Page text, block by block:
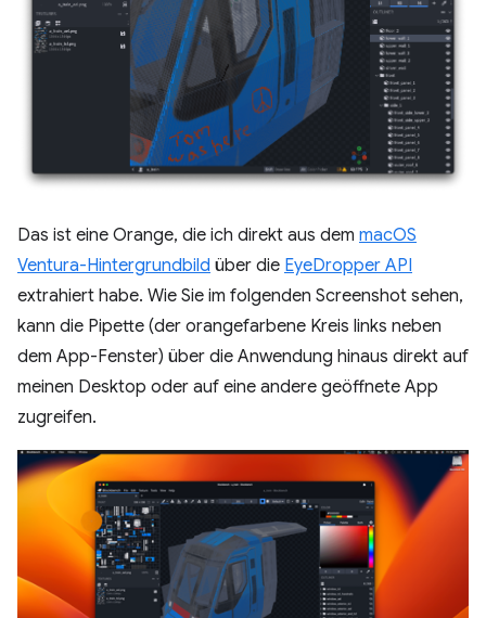
Das ist eine Orange, die ich direkt aus dem macOS
Ventura-Hintergrundbild über die EyeDropper API
extrahiert habe. Wie Sie im folgenden Screenshot sehen,
kann die Pipette (der orangefarbene Kreis links neben
dem App-Fenster) über die Anwendung hinaus direkt auf
meinen Desktop oder auf eine andere geöffnete App
zugreifen.